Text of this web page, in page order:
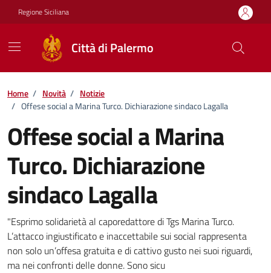
Vai ai contenuti
Vai al footer
Regione Siciliana
Città di Palermo
Home / Novità / Notizie
/ Offese social a Marina Turco. Dichiarazione sindaco Lagalla
Offese social a Marina
Turco. Dichiarazione
sindaco Lagalla
Dettagli della notizia
"Esprimo solidarietà al caporedattore di Tgs Marina Turco.
L’attacco ingiustificato e inaccettabile sui social rappresenta
non solo un’offesa gratuita e di cattivo gusto nei suoi riguardi,
ma nei confronti delle donne. Sono sicu